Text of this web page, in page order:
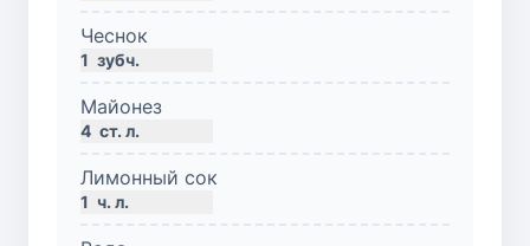
Чеснок
1 зубч.
Майонез
4 ст. л.
Лимонный сок
1 ч. л.